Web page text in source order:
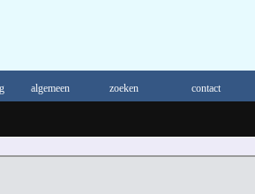
algemeen zoeken contact